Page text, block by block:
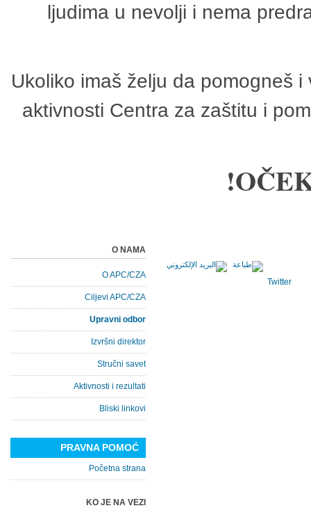
ljudima u nevolji i nema
Ukoliko imaš želju da pomogneš
aktivnosti Centra za zaštitu i
Twitter
O NAMA
O APC/CZA
Ciljevi APC/CZA
Upravni odbor
Izvršni direktor
Stručni savet
Aktivnosti i rezultati
Bliski linkovi
PRAVNA POMOĆ
Početna strana
KO JE NA VEZI